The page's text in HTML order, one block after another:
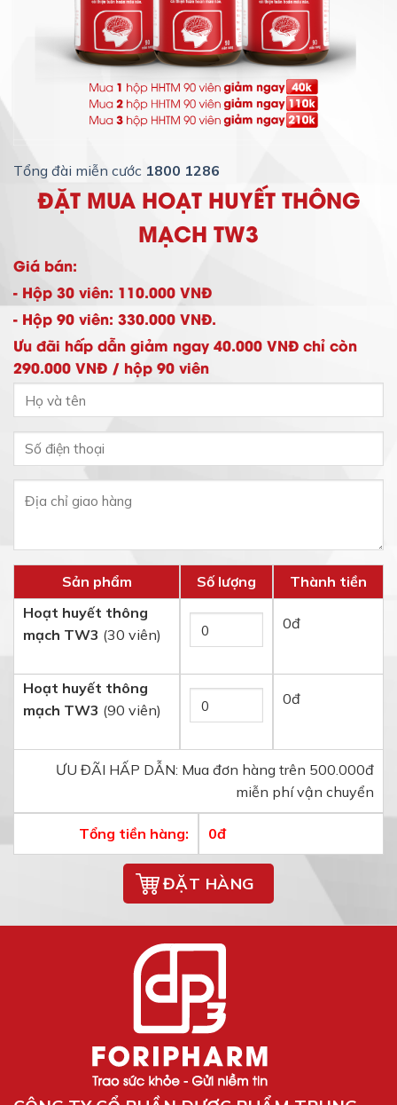
ĐẶT MUA HOẠT HUYẾT THÔNG
MẠCH TW3
Giá bán:
- Hộp 30 viên: 110.000 VNĐ
- Hộp 90 viên: 330.000 VNĐ.
Ưu đãi hấp dẫn giảm ngay 40.000 VNĐ chỉ còn
290.000 VNĐ / hộp 90 viên
Sản phẩm
Hoạt huyết thông
mạch TW3 (30 viên)
Hoạt huyết thông
mạch TW3 (90 viên)
Số lượng Thành tiền
0đ
0đ
ƯU ĐÃI HẤP DẪN: Mua đơn hàng trên 500.000đ
miễn phí vận chuyển
Tổng tiền hàng: 0đ
Tổng đài miễn cước 1800 1286